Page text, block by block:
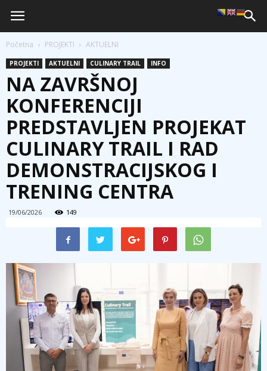
Početna PROJEKTI AKTUELNI
PROJEKTI AKTUELNI CULINARY TRAIL INFO
NA ZAVRŠNOJ
KONFERENCIJI
PREDSTAVLJEN PROJEKAT
CULINARY TRAIL I RAD
DEMONSTRACIJSKOG I
TRENING CENTRA
19/06/2026 149